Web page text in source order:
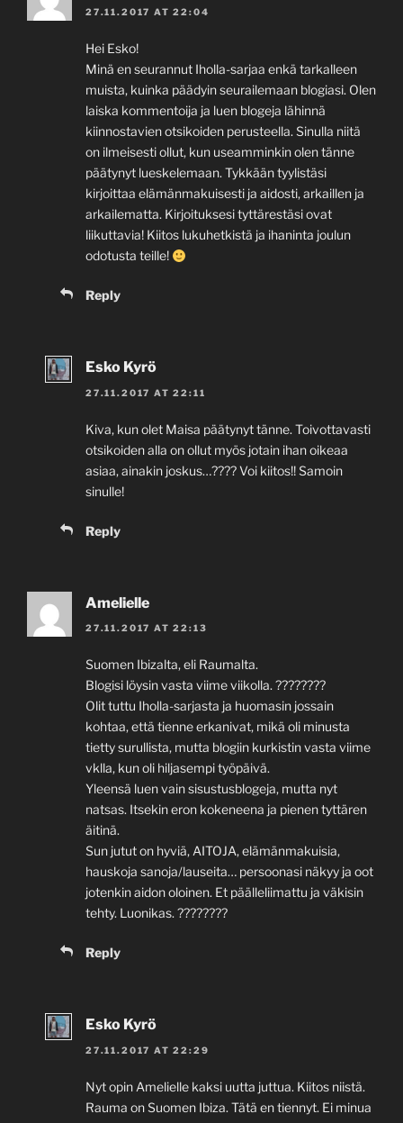
27.11.2017 AT 22:04
Hei Esko!
Minä en seurannut Iholla-sarjaa enkä tarkalleen
muista, kuinka päädyin seurailemaan blogiasi. Olen
laiska kommentoija ja luen blogeja lähinnä
kiinnostavien otsikoiden perusteella. Sinulla niitä
on ilmeisesti ollut, kun useamminkin olen tänne
päätynyt lueskelemaan. Tykkään tyylistäsi
kirjoittaa elämänmakuisesti ja aidosti, arkaillen ja
arkailematta. Kirjoituksesi tyttärestäsi ovat
liikuttavia! Kiitos lukuhetkistä ja ihaninta joulun
odotusta teille!
Reply
Esko Kyrö
27.11.2017 AT 22:11
Kiva, kun olet Maisa päätynyt tänne. Toivottavasti
otsikoiden alla on ollut myös jotain ihan oikeaa
asiaa, ainakin joskus…???? Voi kiitos!! Samoin
sinulle!
Reply
Amelielle
27.11.2017 AT 22:13
Suomen Ibizalta, eli Raumalta.
Blogisi löysin vasta viime viikolla. ????????
Olit tuttu Iholla-sarjasta ja huomasin jossain
kohtaa, että tienne erkanivat, mikä oli minusta
tietty surullista, mutta blogiin kurkistin vasta viime
vklla, kun oli hiljasempi työpäivä.
Yleensä luen vain sisustusblogeja, mutta nyt
natsas. Itsekin eron kokeneena ja pienen tyttären
äitinä.
Sun jutut on hyviä, AITOJA, elämänmakuisia,
hauskoja sanoja/lauseita… persoonasi näkyy ja oot
jotenkin aidon oloinen. Et päälleliimattu ja väkisin
tehty. Luonikas. ????????
Reply
Esko Kyrö
27.11.2017 AT 22:29
Nyt opin Amelielle kaksi uutta juttua. Kiitos niistä.
Rauma on Suomen Ibiza. Tätä en tiennyt. Ei minua